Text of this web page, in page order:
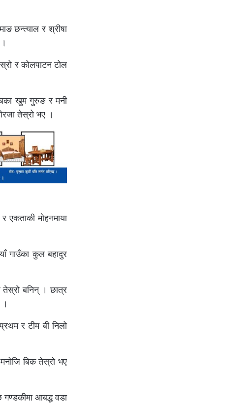
छन्त्याल र श्रीषा
र कोलपाटन टोल
खुम गुरुङ र मनी
तेस्रो भए ।
एकताकी मोहनमाया
गाउँका कुल बहादुर
तेस्रो बनिन् । छात्र
र टीम बी निलो
बिक तेस्रो भए
आबद्ध वडा